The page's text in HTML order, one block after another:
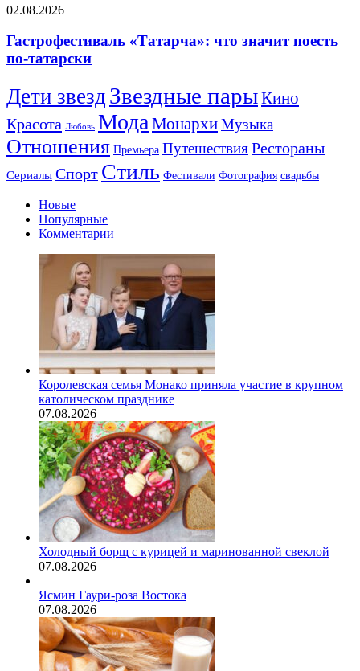
с
в
Гастрофестиваль
что
значит
поесть
татарски
02.08.2026
Гастрофестиваль «Татарча»: что значит поесть
по-татарски
Дети звезд Звездные парыКино
Красота Любовь Мода МонархиМузыка
Отношения Премьера ПутешествияРестораны
Сериалы Спорт Стиль Фестивали Фотография свадьбы
Новые
Популярные
Комментарии
Королевская семья Монако приняла участие в крупном
католическом празднике
07.08.2026
Холодный борщ с курицей и маринованной свеклой
07.08.2026
Ясмин Гаури-роза Востока
07.08.2026